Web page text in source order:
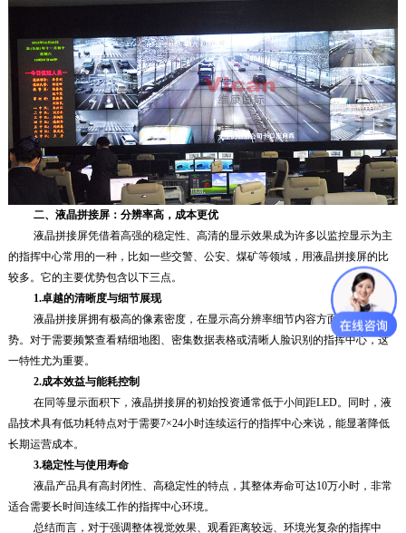
二、 液晶拼接屏：分辨率高，成本更优
液晶拼接屏凭借着高强的稳定性、高清的显示效果成为许多以监控显示为主
的指挥中心常用的一种，比如一些交警、公安、煤矿等领域，用液晶拼接屏的比
较多。它的主要优势包含以下三点。
1.卓越的清晰度与细节展现
液晶拼接屏拥有极高的像素密度，在显示高分辨率细节内容方面具有天然优
势。对于需要频繁查看精细地图、密集数据表格或清晰人脸识别的指挥中心，这
一特性尤为重要。
2.成本效益与能耗控制
在同等显示面积下，液晶拼接屏的初始投资通常低于小间距LED。同时，液
晶技术具有低功耗特点对于需要7×24小时连续运行的指挥中心来说，能显著降低
长期运营成本。
3.稳定性与使用寿命
液晶产品具有高封闭性、高稳定性的特点，其整体寿命可达10万小时，非常
适合需要长时间连续工作的指挥中心环境。
总结而言，对于强调整体视觉效果、观看距离较远、环境光复杂的指挥中